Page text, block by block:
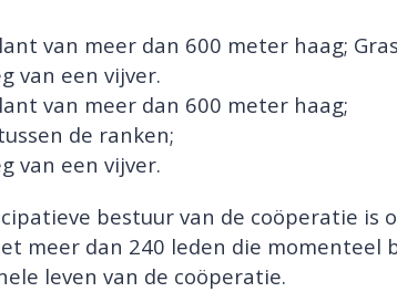
van meer dan 600 meter haag;
van een vijver.
van meer dan 600 meter haag;
de ranken;
van een vijver.
bestuur van de coöperatie is
meer dan 240 leden die momenteel
leven van de coöperatie.